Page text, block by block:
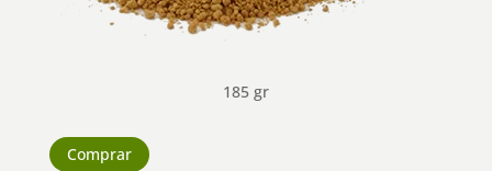
185 gr
Comprar